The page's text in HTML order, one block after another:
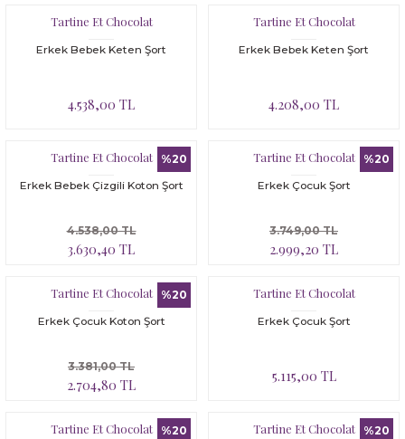
İkili Set
Plaj Koleksiyonu
Tüm Ürünler
Tartine Et Chocolat
Erkek Bebek Keten Şort
4.538,00 TL
Tartine Et Chocolat
Erkek Bebek Keten Şort
4.208,00 TL
%20
Tartine Et Chocolat
Erkek Bebek Çizgili Koton Şort
3.630,40 TL
4.538,00 TL
%20
Tartine Et Chocolat
Erkek Çocuk Şort
2.999,20 TL
3.749,00 TL
%20
Tartine Et Chocolat
Erkek Çocuk Koton Şort
2.704,80 TL
3.381,00 TL
Tartine Et Chocolat
Erkek Çocuk Şort
5.115,00 TL
%20
Tartine Et Chocolat %20
Tartine Et Chocolat